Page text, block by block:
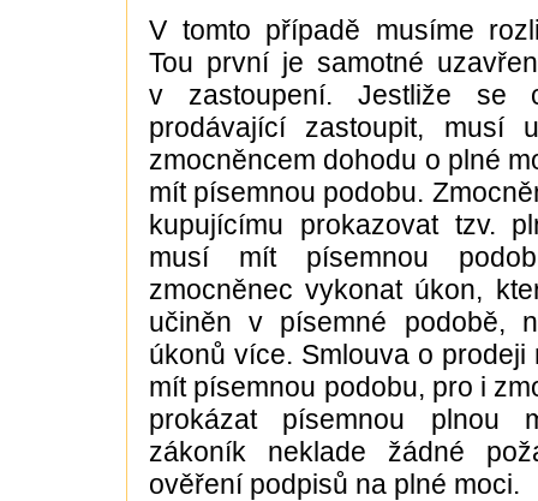
V tomto případě musíme
Tou první je samotné
v zastoupení. Jestliže se
prodávající zastoupit, musí
zmocněncem dohodu o plné
mít písemnou podobu.
kupujícímu prokazovat tzv.
musí mít písemnou
zmocněnec vykonat úkon,
učiněn v písemné podobě,
úkonů více. Smlouva o prodeji
mít písemnou podobu, pro i
prokázat písemnou plnou
zákoník neklade žádné
ověření podpisů na plné moci.